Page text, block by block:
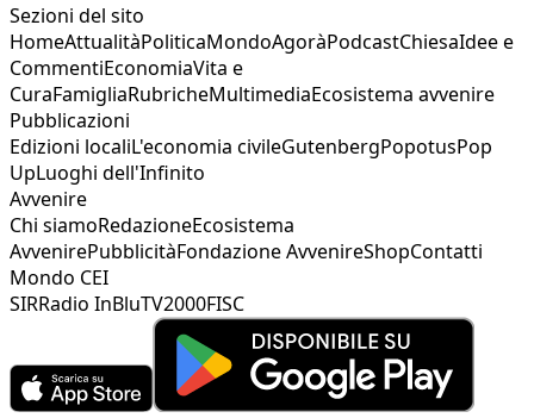
Sezioni del sito
HomeAttualitàPoliticaMondoAgoràPodcastChiesaIdee e
CommentiEconomiaVita e
CuraFamigliaRubricheMultimediaEcosistema avvenire
Pubblicazioni
Edizioni localiL'economia civileGutenbergPopotusPop
UpLuoghi dell'Infinito
Avvenire
Chi siamoRedazioneEcosistema
AvvenirePubblicitàFondazione AvvenireShopContatti
Mondo CEI
SIRRadio InBluTV2000FISC